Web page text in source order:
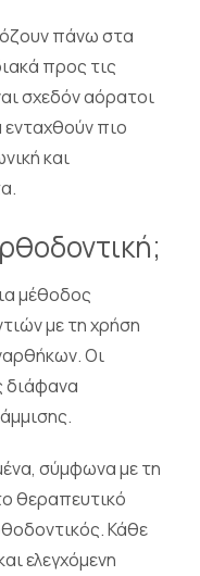
πάνω στα
προς τις
σχεδόν αόρατοι
πιο
και
μέθοδος
με τη χρήση
Οι
διάφανα
σύμφωνα με τη
θεραπευτικό
Κάθε
ελεγχόμενη